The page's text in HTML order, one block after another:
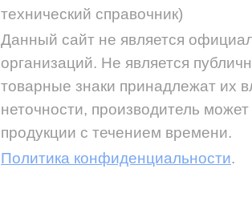
технический справочник)
Данный сайт не является
организаций. Не является
товарные знаки принадлежат их
неточности, производитель
продукции с течением времени.
Политика конфиденциальности.